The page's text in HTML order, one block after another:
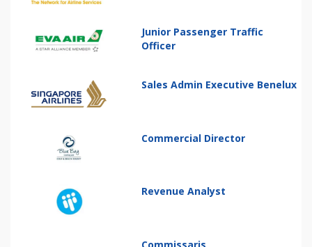
Junior Passenger Traffic
Officer
Sales Admin Executive Benelux
Commercial Director
Revenue Analyst